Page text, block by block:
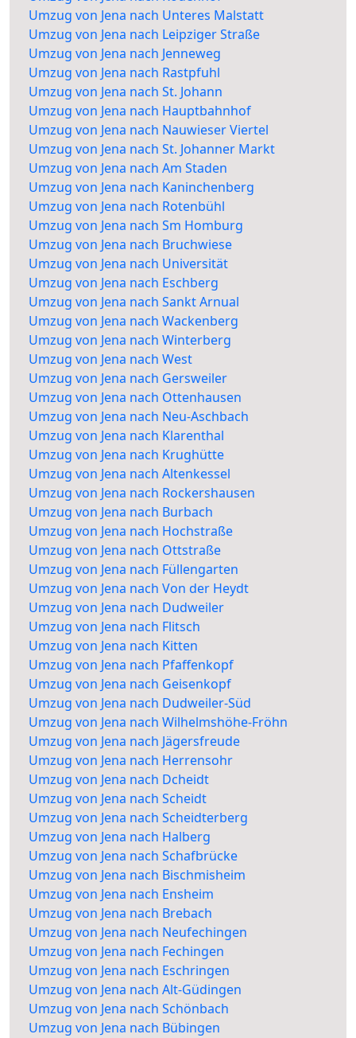
Umzug von Jena nach Unteres Malstatt
Umzug von Jena nach Leipziger Straße
Umzug von Jena nach Jenneweg
Umzug von Jena nach Rastpfuhl
Umzug von Jena nach St. Johann
Umzug von Jena nach Hauptbahnhof
Umzug von Jena nach Nauwieser Viertel
Umzug von Jena nach St. Johanner Markt
Umzug von Jena nach Am Staden
Umzug von Jena nach Kaninchenberg
Umzug von Jena nach Rotenbühl
Umzug von Jena nach Sm Homburg
Umzug von Jena nach Bruchwiese
Umzug von Jena nach Universität
Umzug von Jena nach Eschberg
Umzug von Jena nach Sankt Arnual
Umzug von Jena nach Wackenberg
Umzug von Jena nach Winterberg
Umzug von Jena nach West
Umzug von Jena nach Gersweiler
Umzug von Jena nach Ottenhausen
Umzug von Jena nach Neu-Aschbach
Umzug von Jena nach Klarenthal
Umzug von Jena nach Krughütte
Umzug von Jena nach Altenkessel
Umzug von Jena nach Rockershausen
Umzug von Jena nach Burbach
Umzug von Jena nach Hochstraße
Umzug von Jena nach Ottstraße
Umzug von Jena nach Füllengarten
Umzug von Jena nach Von der Heydt
Umzug von Jena nach Dudweiler
Umzug von Jena nach Flitsch
Umzug von Jena nach Kitten
Umzug von Jena nach Pfaffenkopf
Umzug von Jena nach Geisenkopf
Umzug von Jena nach Dudweiler-Süd
Umzug von Jena nach Wilhelmshöhe-Fröhn
Umzug von Jena nach Jägersfreude
Umzug von Jena nach Herrensohr
Umzug von Jena nach Dcheidt
Umzug von Jena nach Scheidt
Umzug von Jena nach Scheidterberg
Umzug von Jena nach Halberg
Umzug von Jena nach Schafbrücke
Umzug von Jena nach Bischmisheim
Umzug von Jena nach Ensheim
Umzug von Jena nach Brebach
Umzug von Jena nach Neufechingen
Umzug von Jena nach Fechingen
Umzug von Jena nach Eschringen
Umzug von Jena nach Alt-Güdingen
Umzug von Jena nach Schönbach
Umzug von Jena nach Bübingen